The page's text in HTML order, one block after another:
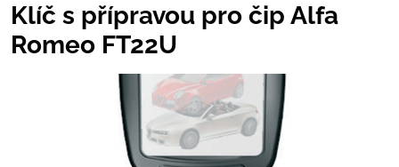
Klíč s přípravou pro čip Alfa
Romeo FT22U